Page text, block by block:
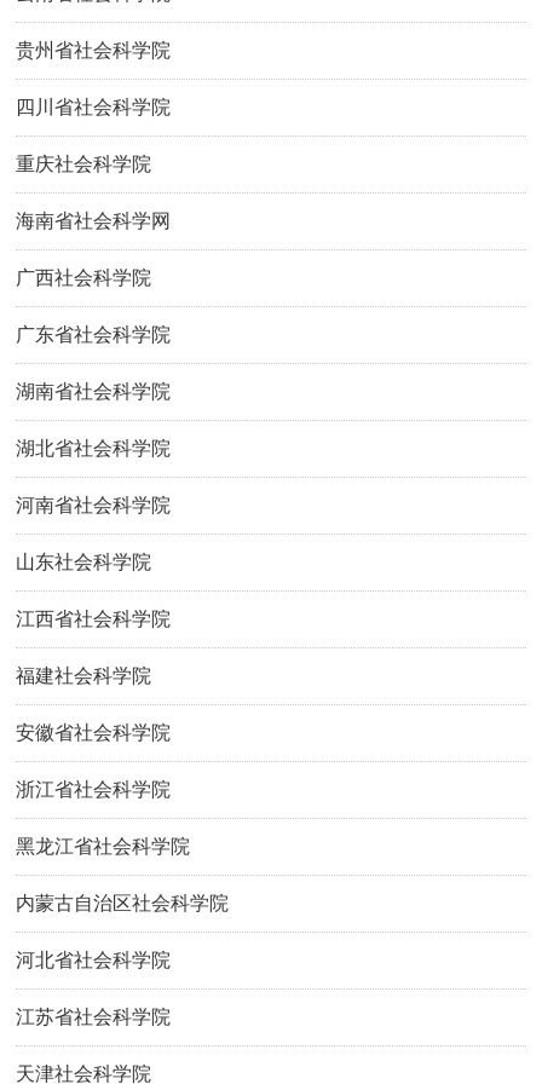
贵州省社会科学院
四川省社会科学院
重庆社会科学院
海南省社会科学网
广西社会科学院
广东省社会科学院
湖南省社会科学院
湖北省社会科学院
河南省社会科学院
山东社会科学院
江西省社会科学院
福建社会科学院
安徽省社会科学院
浙江省社会科学院
黑龙江省社会科学院
内蒙古自治区社会科学院
河北省社会科学院
江苏省社会科学院
天津社会科学院